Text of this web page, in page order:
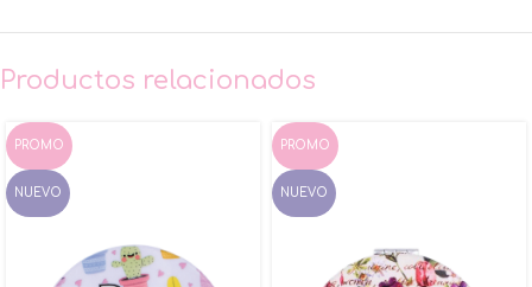
Productos relacionados
PROMO
NUEVO
PROMO
NUEVO